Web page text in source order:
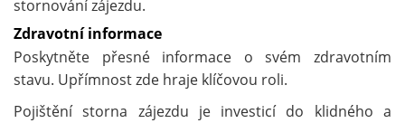
stornování zájezdu.
Zdravotní informace
Poskytněte přesné informace o svém zdravotním
stavu. Upřímnost zde hraje klíčovou roli.
Pojištění storna zájezdu je investicí do klidného a